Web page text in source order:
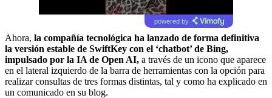
powered by
Ahora, la compañía tecnológica ha lanzado de forma definitiva
la versión estable de SwiftKey con el ‘chatbot’ de Bing,
impulsado por la IA de Open AI, a través de un icono que aparece
en el lateral izquierdo de la barra de herramientas con la opción para
realizar consultas de tres formas distintas, tal y como ha explicado en
un comunicado en su blog.